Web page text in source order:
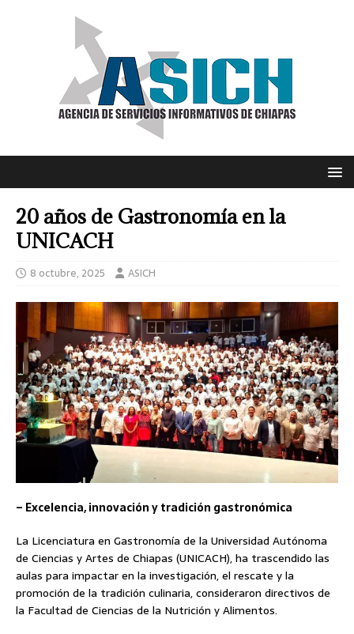
20 años de Gastronomía en la
UNICACH
8 octubre, 2025 ASICH
– Excelencia, innovación y tradición gastronómica
La Licenciatura en Gastronomía de la Universidad Autónoma
de Ciencias y Artes de Chiapas (UNICACH), ha trascendido las
aulas para impactar en la investigación, el rescate y la
promoción de la tradición culinaria, consideraron directivos de
la Facultad de Ciencias de la Nutrición y Alimentos.